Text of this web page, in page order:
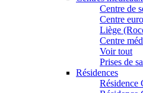
Centre de
Centre
Liège
Centre
Voir tout
Prises de
Résidences
Résidence